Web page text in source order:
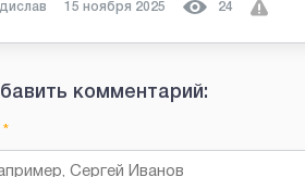
15 ноября 2025 24
комментарий:
*